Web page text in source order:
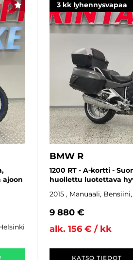
SUOSIKKI
ajoon
helsinki
3 kk lyhennysvapaa
BMW R
1200 RT - A-kortti -
huollettu luotettava
2015 , Manuaali,
9 880 €
alk. 156 € / kk
KATSO TIEDOT